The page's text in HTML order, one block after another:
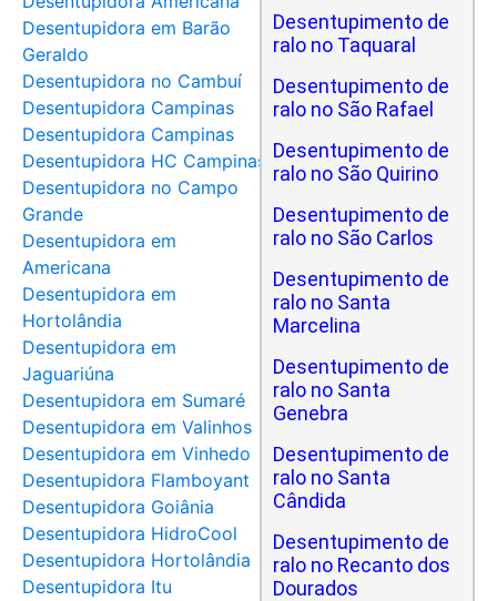
Desentupidora em Barão
Geraldo
Desentupidora no Cambuí
Desentupidora Campinas
Desentupidora Campinas
Desentupidora HC Campinas
Desentupidora no Campo
Grande
Desentupidora em
Americana
Desentupidora em
Hortolândia
Desentupidora em
Jaguariúna
Desentupidora em Sumaré
Desentupidora em Valinhos
Desentupidora em Vinhedo
Desentupidora Flamboyant
Desentupidora Goiânia
Desentupidora HidroCool
Desentupidora Hortolândia
Desentupidora Itu
Desentupimento de
ralo no Taquaral
Desentupimento de
ralo no São Rafael
Desentupimento de
ralo no São Quirino
Desentupimento de
ralo no São Carlos
Desentupimento de
ralo no Santa
Marcelina
Desentupimento de
ralo no Santa
Genebra
Desentupimento de
ralo no Santa
Cândida
Desentupimento de
ralo no Recanto dos
Dourados